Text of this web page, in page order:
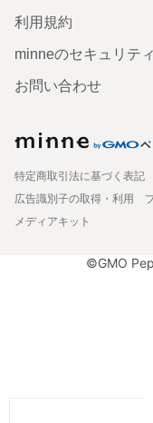
利用規約
minneのセキュリティ
お問い合わせ
特定商取引法に基づく表記
広告識別子の取得・利用
メディアキット
©GMO